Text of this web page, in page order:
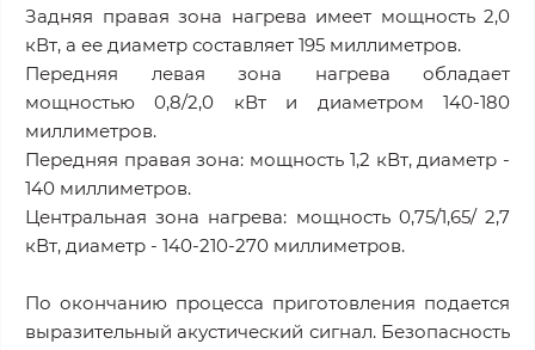
Задняя правая зона нагрева имеет мощность 2,0
кВт, а ее диаметр составляет 195 миллиметров.
Передняя левая зона нагрева обладает
мощностью 0,8/2,0 кВт и диаметром 140-180
миллиметров.
Передняя правая зона: мощность 1,2 кВт, диаметр -
140 миллиметров.
Центральная зона нагрева: мощность 0,75/1,65/ 2,7
кВт, диаметр - 140-210-270 миллиметров.
По окончанию процесса приготовления подается
выразительный акустический сигнал. Безопасность